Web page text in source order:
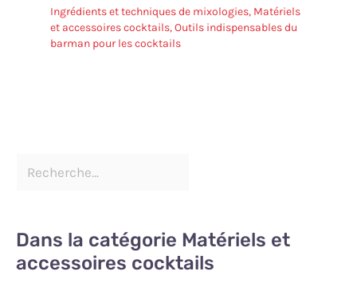
Ingrédients et techniques de mixologies, Matériels
et accessoires cocktails,Outils indispensables du
barman pour les cocktails
Dans la catégorie Matériels et
accessoires cocktails